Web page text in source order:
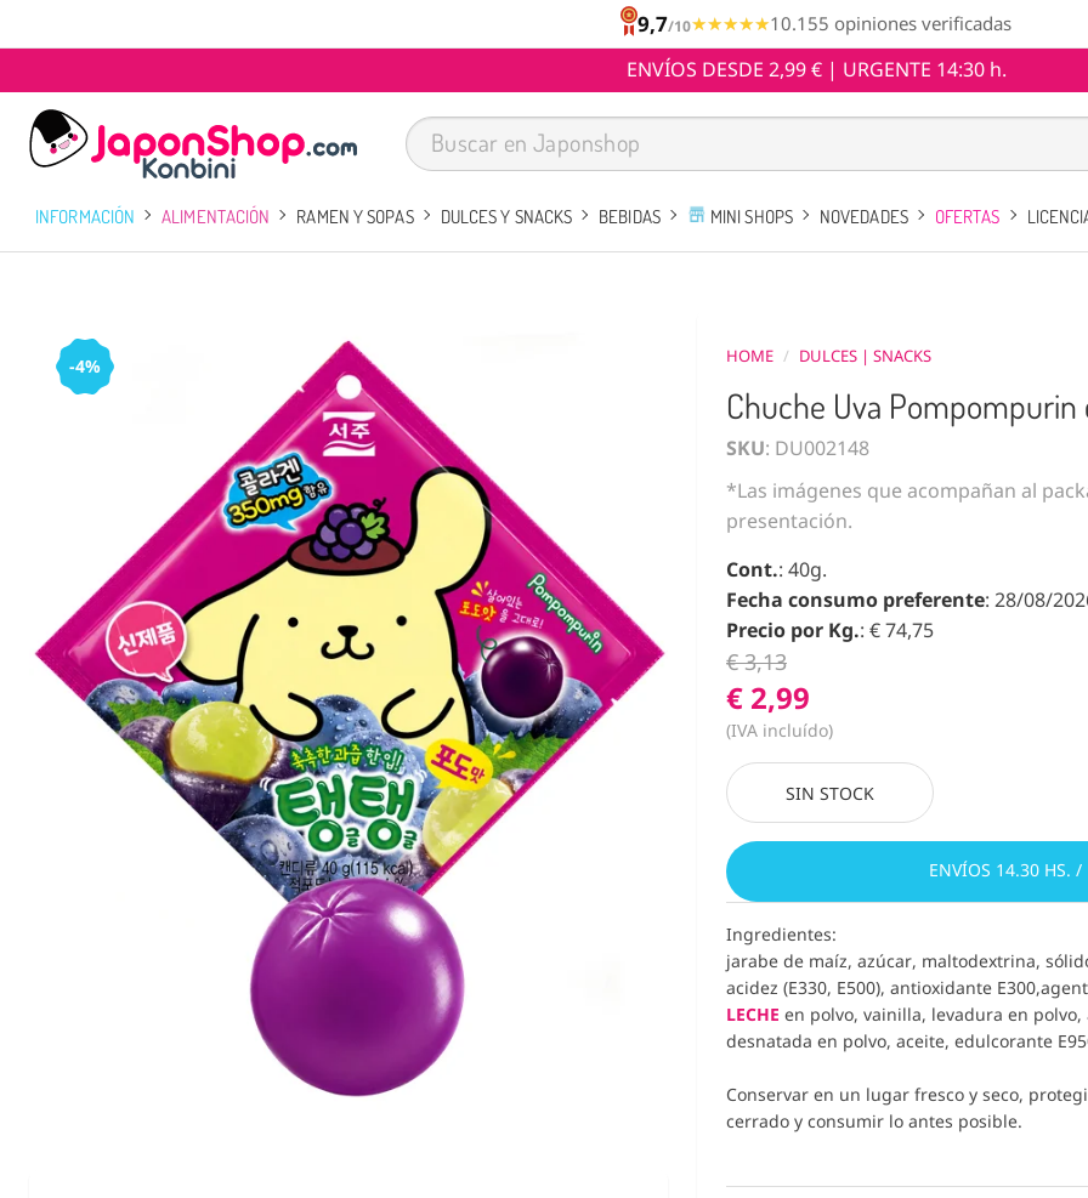
9,7/10★★★★★
★★★★★10.155 opiniones verificadas
ENVÍOS DESDE 2,99 € | URGENTE 14:30 h.
INFORMACIÓN ALIMENTACIÓN RAMEN Y SOPAS DULCES Y SNACKS BEBIDAS MINI SHOPS NOVEDADES OFERTAS
-4% HOME / DULCES | SNACKS
Chuche Uva Pompompurin
SKU: DU002148
*Las imágenes que acompañan al
presentación.
Cont.: 40g.
Fecha consumo preferente: 28/08/
Precio por Kg.: € 74,75
€ 3,13
€ 2,99
(IVA incluído)
SIN STOCK
ENVÍOS 14.30 HS. /
Ingredientes:
jarabe de maíz, azúcar, maltodextrina,
acidez (E330, E500), antioxidante
LECHE en polvo, vainilla, levadura en
desnatada en polvo, aceite, edulcorante
Conservar en un lugar fresco y seco,
cerrado y consumir lo antes posible.